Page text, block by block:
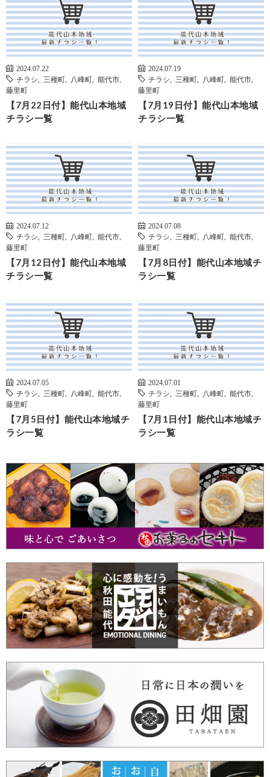
2024.07.22
チラシ
三種町 八峰町 能代市
藤里町
【7月22日付】能代山本地域
チラシ一覧
2024.07.19
チラシ
三種町 八峰町 能代市
藤里町
【7月19日付】能代山本地域
チラシ一覧
2024.07.12
チラシ
三種町 八峰町 能代市
藤里町
【7月12日付】能代山本地域
チラシ一覧
2024.07.08
チラシ
三種町 八峰町 能代市
藤里町
【7月8日付】能代山本地域チ
ラシ一覧
2024.07.05
チラシ
三種町 八峰町 能代市
藤里町
【7月5日付】能代山本地域チ
ラシ一覧
2024.07.01
チラシ
三種町 八峰町 能代市
藤里町
【7月1日付】能代山本地域チ
ラシ一覧